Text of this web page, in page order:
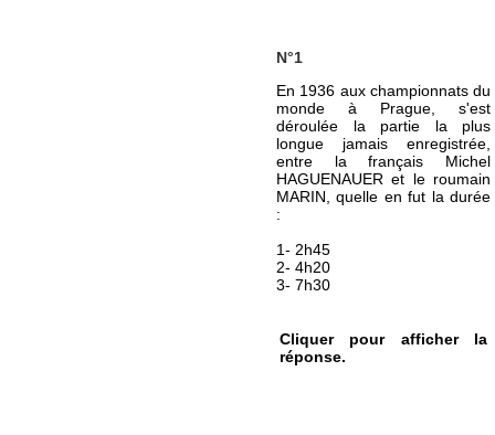
N°1
En 1936 aux championnats du
monde à Prague, s'est
déroulée la partie la plus
longue jamais enregistrée,
entre la français Michel
HAGUENAUER et le roumain
MARIN, quelle en fut la durée
:
1- 2h45
2- 4h20
3- 7h30
Cliquer pour afficher la
réponse.